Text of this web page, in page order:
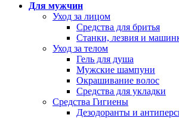
Для мужчин
Уход за лицом
Средства для бритья
Станки, лезвия и
Уход за телом
Гель для душа
Мужские шампуни
Окрашивание волос
Средства для укладки
Средства Гигиены
Дезодоранты и